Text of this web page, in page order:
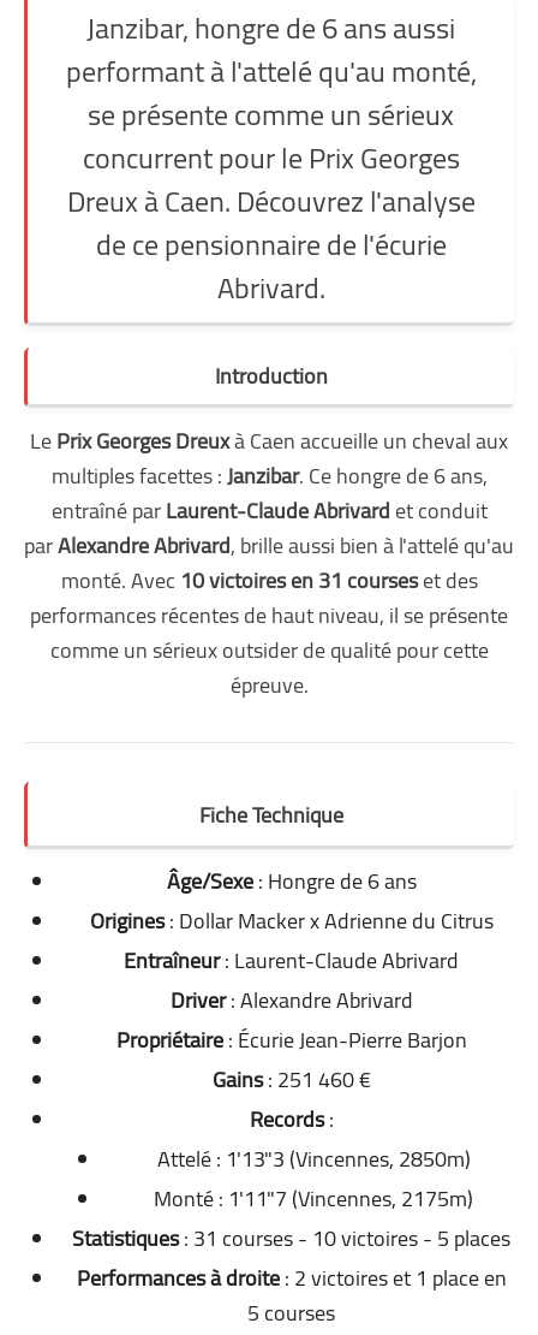
Janzibar, hongre de 6 ans aussi
performant à l'attelé qu'au monté,
se présente comme un sérieux
concurrent pour le Prix Georges
Dreux à Caen. Découvrez l'analyse
de ce pensionnaire de l'écurie
Abrivard.
Introduction
LePrix Georges Dreuxà Caen accueille un cheval aux
multiples facettes :Janzibar. Ce hongre de 6 ans,
entraîné parLaurent-Claude Abrivardet conduit
parAlexandre Abrivard, brille aussi bien à l'attelé qu'au
monté. Avec 10 victoires en 31 courseset des
performances récentes de haut niveau, il se présente
comme un sérieux outsider de qualité pour cette
épreuve.
Fiche Technique
Âge/Sexe: Hongre de 6 ans
Origines: Dollar Macker x Adrienne du Citrus
Entraîneur: Laurent-Claude Abrivard
Driver: Alexandre Abrivard
Propriétaire: Écurie Jean-Pierre Barjon
Gains: 251 460 €
Records:
Attelé : 1'13"3 (Vincennes, 2850m)
Monté : 1'11"7 (Vincennes, 2175m)
Statistiques: 31 courses - 10 victoires - 5 places
Performances à droite: 2 victoires et 1 place en
5 courses